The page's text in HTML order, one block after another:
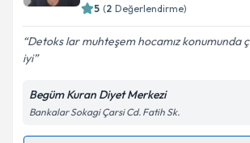
5 (2 Değerlendirme)
Detoks lar muhteşem hocamız konumunda
iyi
Begüm Kuran Diyet Merkezi
Bankalar Sokagi Çarsi Cd. Fatih Sk.